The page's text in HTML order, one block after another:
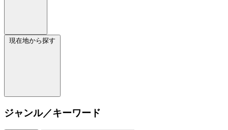
現在地から探す
ジャンル／キーワード